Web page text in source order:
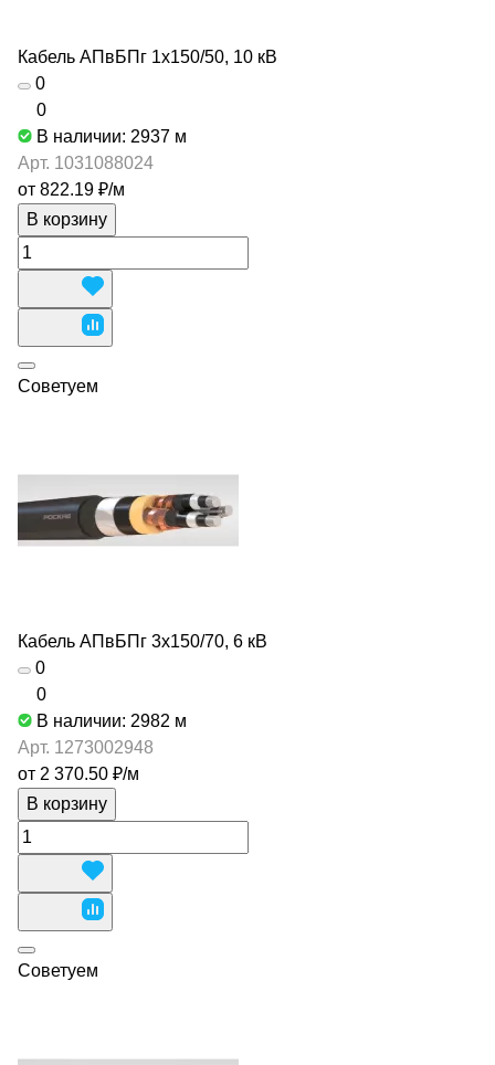
Кабель АПвБПг 1х150/50, 10 кВ
0
0
В наличии: 2937 м
Арт. 1031088024
от 822.19 ₽/м
В корзину
Советуем
Кабель АПвБПг 3х150/70, 6 кВ
0
0
В наличии: 2982 м
Арт. 1273002948
от 2 370.50 ₽/м
В корзину
Советуем